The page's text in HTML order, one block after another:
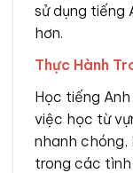
sử dụng tiếng
hơn.
Thực Hành
Học tiếng
việc học từ
nhanh
trong các